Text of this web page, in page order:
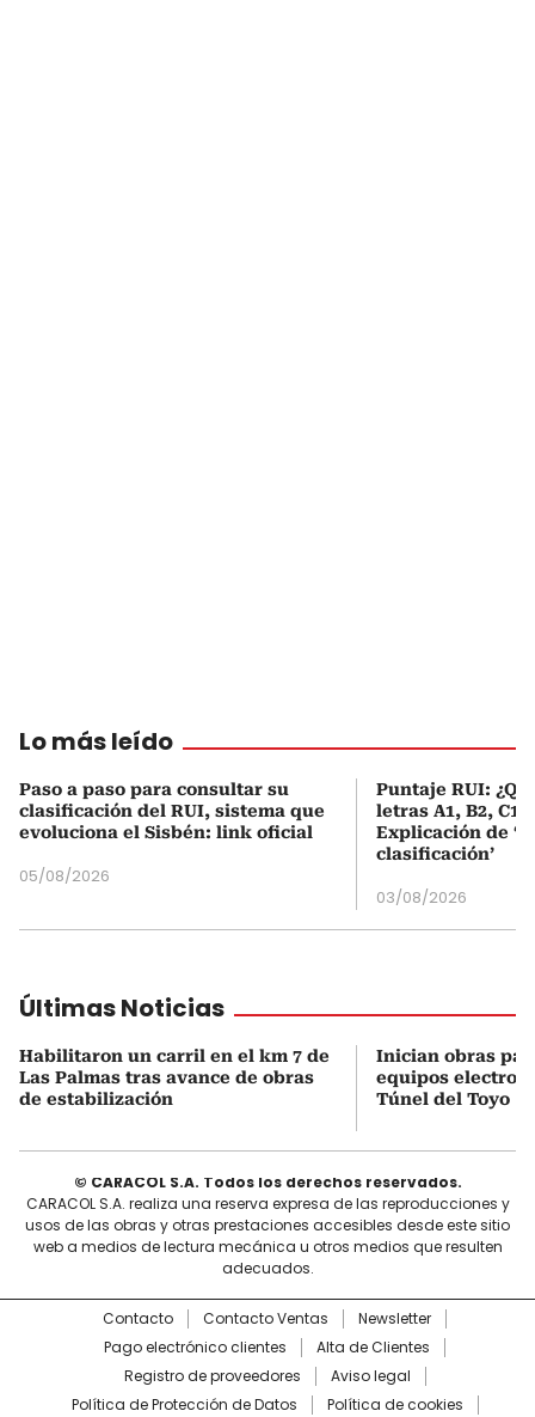
Lo más leído
Paso a paso para consultar su
clasificación del RUI, sistema que
evoluciona el Sisbén: link oficial
05/08/2026
Puntaje RUI:
letras A1, B2, C1
Explicación de
clasificación’
03/08/2026
Últimas Noticias
Habilitaron un carril en el km 7 de
Las Palmas tras avance de obras
de estabilización
Inician obras
equipos
Túnel del Toyo
© CARACOL S.A. Todos los derechos reservados.
CARACOL S.A. realiza una reserva expresa de las reproducciones y
usos de las obras y otras prestaciones accesibles desde este sitio
web a medios de lectura mecánica u otros medios que resulten
adecuados.
Contacto Contacto Ventas
Newsletter
Pago electrónico clientes
Alta de Clientes
Registro de proveedores
Aviso legal
Política de Protección de Datos
Política de cookies